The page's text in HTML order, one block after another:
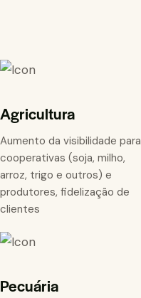
Agricultura
Aumento da visibilidade para
cooperativas (soja, milho,
arroz, trigo e outros) e
produtores, fidelização de
clientes
Pecuária